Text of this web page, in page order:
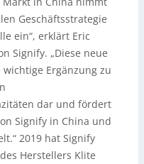
Geschäftsstrategie
ein“, erklärt Eric
Signify. „Diese neue
Ergänzung zu
dar und fördert
Signify in China und
2019 hat Signify
Herstellers Klite